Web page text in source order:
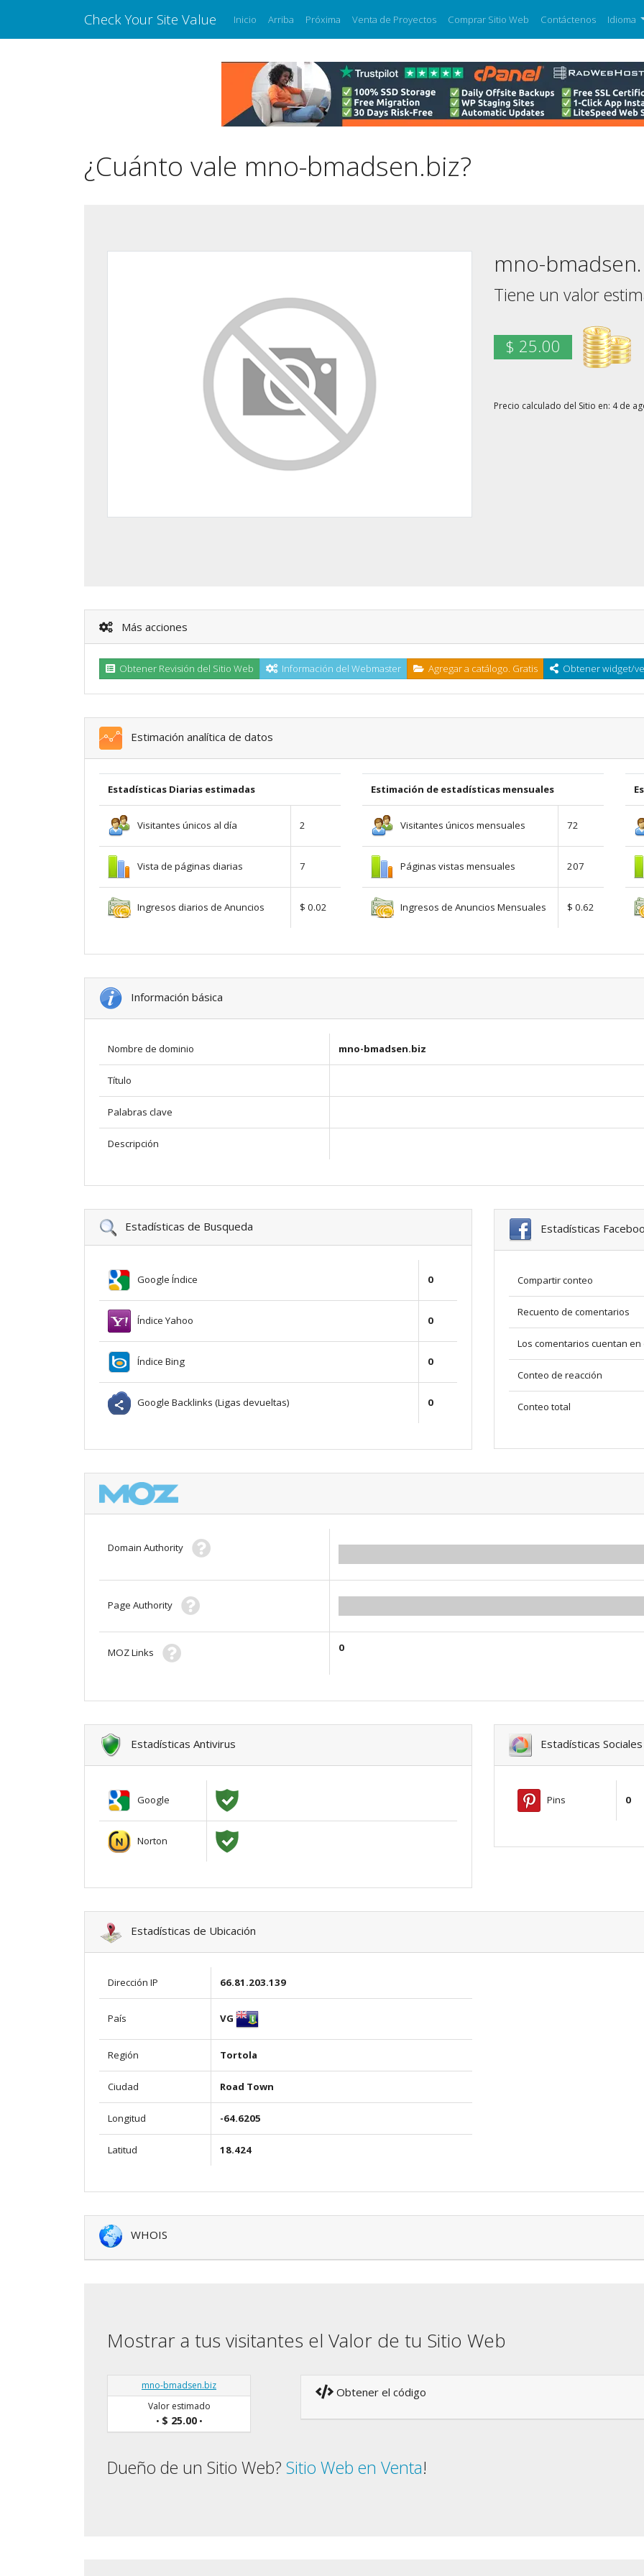
Check Your Site Value Inicio Arriba Próxima Venta de Proyectos Comprar Sitio Web Contáctenos Idioma
¿Cuánto vale mno-bmadsen.biz?
mno-
Tiene un valor
$ 25.00
Precio calculado del Sitio en: 4 de
Más acciones
Obtener Revisión del Sitio Web Información del Webmaster Agregar a catálogo. Gratis Obtener widget/
Estimación analítica de datos
Estadísticas Diarias estimadas
Visitantes únicos al día 2
Vista de páginas diarias 7
Ingresos diarios de Anuncios $ 0.02
Estimación de estadísticas mensuales
Visitantes únicos mensuales 72
Páginas vistas mensuales 207
Ingresos de Anuncios Mensuales $ 0.62
Información básica
Nombre de dominio mno-bmadsen.biz
Título
Palabras clave
Descripción
Estadísticas de Busqueda
Google Índice 0
Índice Yahoo 0
Índice Bing 0
Google Backlinks (Ligas devueltas) 0
Estadísticas
Compartir conteo
Recuento de comentarios
Los comentarios cuentan
Conteo de reacción
Conteo total
Domain Authority
Page Authority
MOZ Links 0
Estadísticas Antivirus
Google
Norton
Estadísticas Sociales
Pins 0
Estadísticas de Ubicación
Dirección IP 66.81.203.139
País VG
Región Tortola
Ciudad Road Town
Longitud -64.6205
Latitud 18.424
WHOIS
Mostrar a tus visitantes el Valor de tu Sitio Web
mno-bmadsen.biz
Valor estimado
• $ 25.00•
Obtener el código
Dueño de un Sitio Web? Sitio Web en Venta!